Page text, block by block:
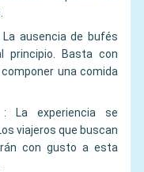
La ausencia de bufés
principio. Basta con
una comida
:
La experiencia se
viajeros que buscan
con gusto a esta